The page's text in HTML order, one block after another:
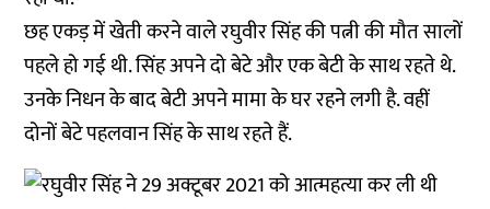
छह एकड़ में खेती करने वाले रघुवीर सिंह की पत्नी की मौत सालों
पहले हो गई थी. सिंह अपने दो बेटे और एक बेटी के साथ रहते थे.
उनके निधन के बाद बेटी अपने मामा के घर रहने लगी है. वहीं
दोनों बेटे पहलवान सिंह के साथ रहते हैं.